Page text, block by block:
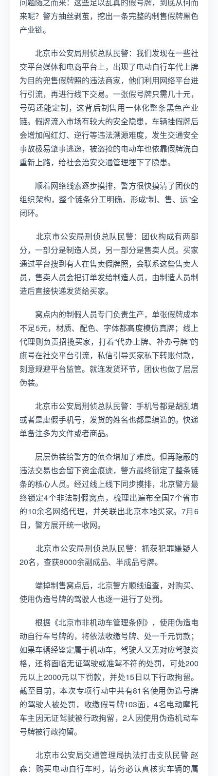
来呢？警方抽丝剥茧，挖出一条完整的制售假牌黑色
产业链。
北京市公安局刑侦总队民警：我们发现在一些社
交平台媒体和电商平台上，出现了电动自行车代上牌
为目的兜售假牌照的违法商家，他们利用网络平台进
行引流，再进行线下交易。一张假号牌只需几十元，
号码还能定制，这背后制售用一体化整条黑色产业
链。假牌流入市场有较大的安全隐患，车辆挂假牌后
会增加闯红灯、逆行等违法溯源难度，发生交通安全
事故极易肇事逃逸，被盗抢的电动车也依靠假牌洗白
重新上路，给社会治安交通管理埋下了隐患。
顺着网络线索逐步摸排，警方很快摸清了团伙的
组织架构，整个链条分工明确，形成“制、售、运”全
闭环。
北京市公安局刑侦总队民警：团伙构成有两部
分，一部分是制造人员，另一部分是售卖人员。买家
通过平台搜到有人在售卖假牌照，会联系这些售卖人
员，售卖人员会把订单发给制造人员，由制造人员制
造后直接快递发货给买家。
窝点内的制假人员专门负责生产，单张假牌成本
不足5元，材质、配色、字体都高度模仿真牌；线上
代理则负责招揽买家，打着“代办上牌、补办号牌”的
旗号在社交平台引流，私信引导买家私下转账付款，
刻意规避平台监管。就连发货环节，团伙也做了层层
伪装。
北京市公安局刑侦总队民警：手机号都是胡乱填
或者是虚假手机号，发货的姓名也都是编造的。快递
单备注多为文件或者商品。
层层伪装给警方的侦查增加了难度。但再隐蔽的
违法交易也会留下资金痕迹，警方最终锁定了整条链
条的核心人员。经过线上线下同步摸排，北京警方最
终锁定4个非法制假窝点，梳理出遍布全国7个省市
的10余名网络代理，并关联出北京本地买家。7月6
日，警方展开统一收网。
北京市公安局刑侦总队民警：抓获犯罪嫌疑人
20名，查获8000余副成品、半成品号牌。
端掉制售窝点后，北京警方顺线追查，对购买、
使用伪造号牌的驾驶人也逐一进行了处罚。
根据《北京市非机动车管理条例》，使用伪造电
动自行车号牌的，将依法收缴号牌、处一千元罚款；
如果车辆经鉴定属于机动车，驾驶人又无对应驾驶资
格，还将面临无证驾驶或准驾不符的处罚，可处200
元以上2000元以下罚款，并处15日以下行政拘留。
截至目前，本次专项行动中共有81名使用伪造号牌
的驾驶人被处罚，收缴假号牌103面，4名电动摩托
车主因无证驾驶被行政拘留，2人因使用伪造机动车
号牌被行政拘留。
北京市公安局交通管理局执法打击支队民警 赵
森：购买电动自行车时，请务必认真核实车辆的属